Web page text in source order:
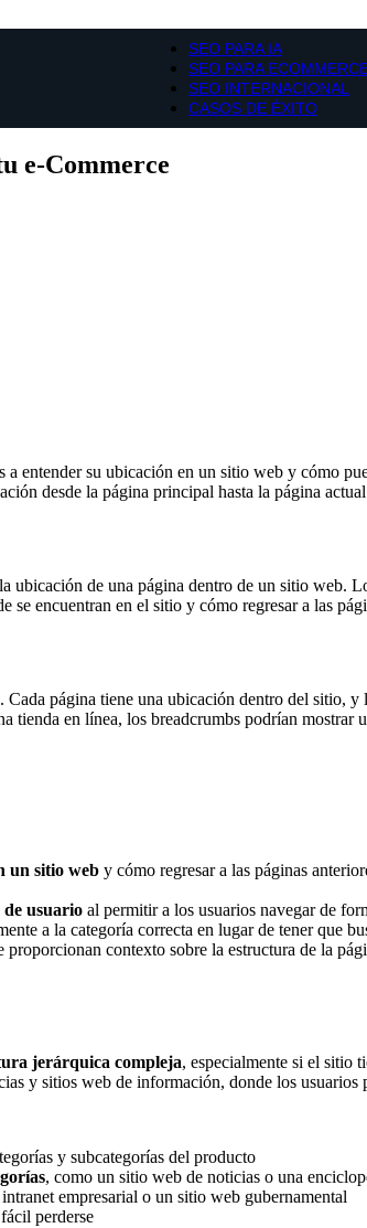
SEO PARA IA
SEO PARA
SEO INTERNACIONAL
CASOS DE ÉXITO
e-Commerce
entender su ubicación en un sitio web y cómo
desde la página principal hasta la página
de una página dentro de un sitio web.
encuentran en el sitio y cómo regresar a las
. Cada página tiene una ubicación dentro del sitio, y
tienda en línea, los breadcrumbs podrían
un sitio web y cómo regresar a las páginas
usuario al permitir a los usuarios navegar de
a la categoría correcta en lugar de tener que
proporcionan contexto sobre la estructura de la
jerárquica compleja, especialmente si el sitio
y sitios web de información, donde los usuarios
y subcategorías del producto
, como un sitio web de noticias o una
empresarial o un sitio web gubernamental
perderse